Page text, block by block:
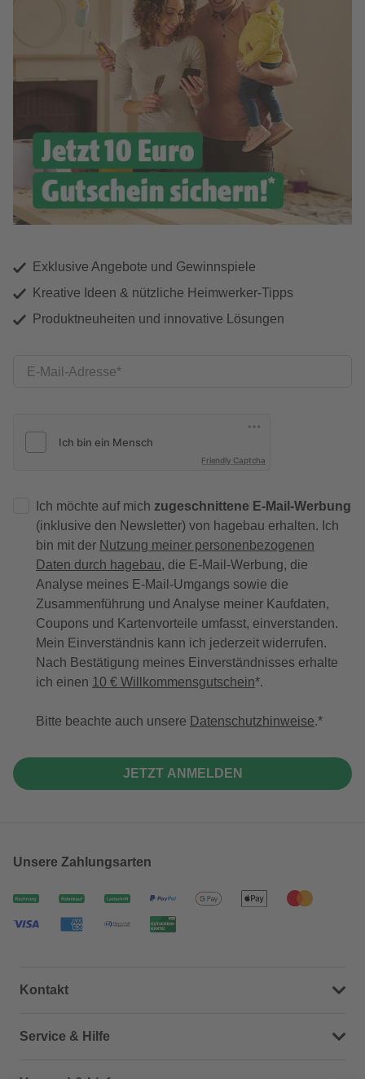
Exklusive Angebote und Gewinnspiele
Kreative Ideen & nützliche Heimwerker-Tipps
Produktneuheiten und innovative Lösungen
E-Mail-Adresse
Friendly Captcha
Ich möchte auf mich zugeschnittene E-Mail-Werbung
(inklusive den Newsletter) von hagebau erhalten. Ich
bin mit der Nutzung meiner personenbezogenen
Daten durch hagebau, die E-Mail-Werbung, die
Analyse meines E-Mail-Umgangs sowie die
Zusammenführung und Analyse meiner Kaufdaten,
Coupons und Kartenvorteile umfasst, einverstanden.
Mein Einverständnis kann ich jederzeit widerrufen.
Nach Bestätigung meines Einverständnisses erhalte
ich einen 10 € Willkommensgutschein*.
Bitte beachte auch unsere Datenschutzhinweise.
JETZT ANMELDEN
Unsere Zahlungsarten
Kontakt
Dein Kontakt zu uns
Service & Hilfe